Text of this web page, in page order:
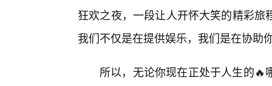
狂欢之夜，一段让人开怀大笑的精彩
我们不仅是在提供娱乐，我们是在协助
所以，无论你现在正处于人生的